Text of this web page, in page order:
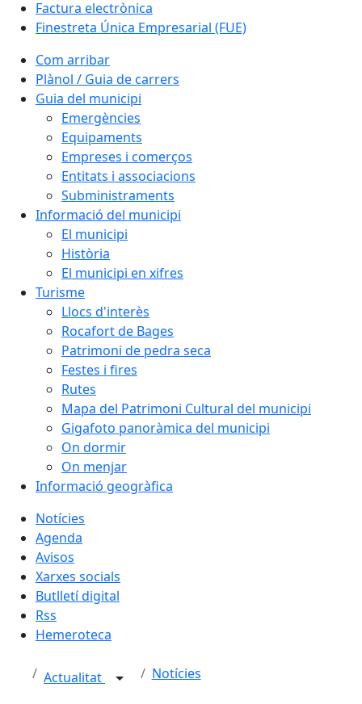
Factura electrònica
Finestreta Única Empresarial (FUE)
Com arribar
Plànol / Guia de carrers
Guia del municipi
Emergències
Equipaments
Empreses i comerços
Entitats i associacions
Subministraments
Informació del municipi
El municipi
Història
El municipi en xifres
Turisme
Llocs d'interès
Rocafort de Bages
Patrimoni de pedra seca
Festes i fires
Rutes
Mapa del Patrimoni Cultural del municipi
Gigafoto panoràmica del municipi
On dormir
On menjar
Informació geogràfica
Notícies
Agenda
Avisos
Xarxes socials
Butlletí digital
Rss
Hemeroteca
Actualitat Notícies